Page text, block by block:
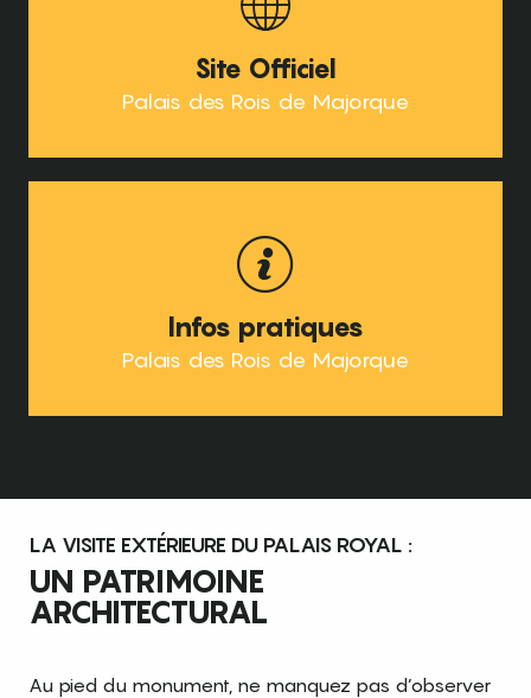
Site Officiel
Palais des Rois de Majorque
Infos pratiques
Palais des Rois de Majorque
LA VISITE EXTÉRIEURE DU PALAIS ROYAL :
UN PATRIMOINE
ARCHITECTURAL
Au pied du monument, ne manquez pas d’observer